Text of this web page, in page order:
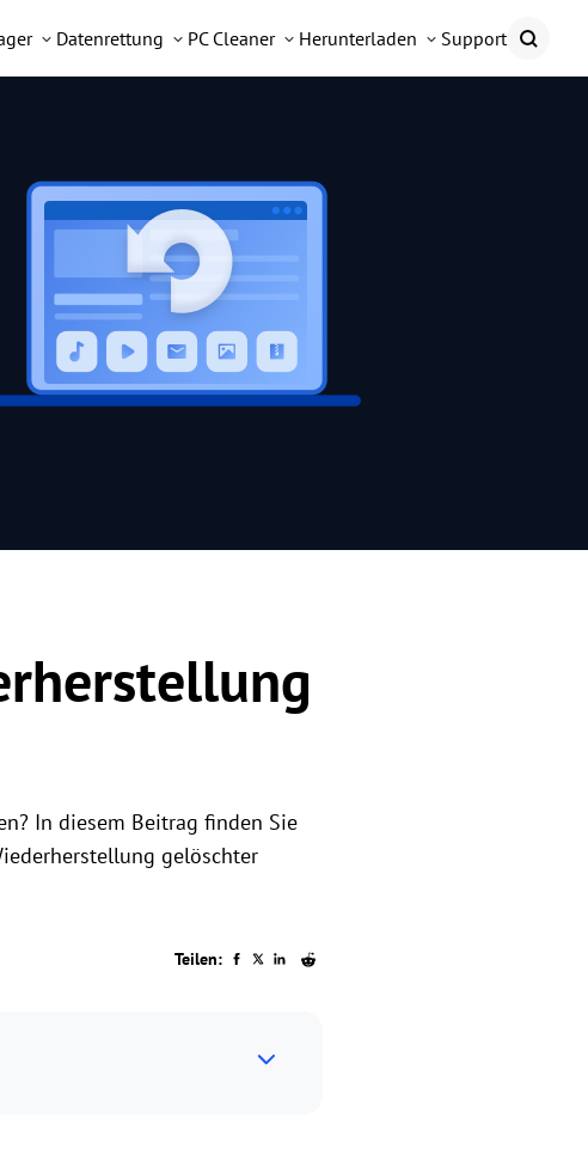
Datenrettung PC Cleaner Herunterladen Support
In diesem Beitrag finden Sie
gelöschter
Teilen: